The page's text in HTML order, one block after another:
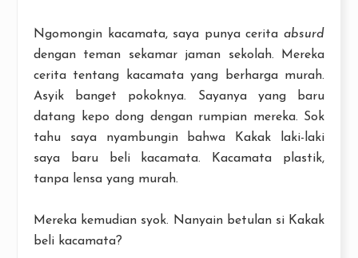
Ngomongin kacamata, saya punya cerita absurd
dengan teman sekamar jaman sekolah. Mereka
cerita tentang kacamata yang berharga murah.
Asyik banget pokoknya. Sayanya yang baru
datang kepo dong dengan rumpian mereka. Sok
tahu saya nyambungin bahwa Kakak laki-laki
saya baru beli kacamata. Kacamata plastik,
tanpa lensa yang murah.
Mereka kemudian syok. Nanyain betulan si Kakak
beli kacamata?